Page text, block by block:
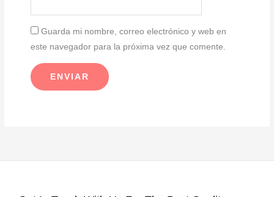
Guarda mi nombre, correo electrónico y web en
este navegador para la próxima vez que comente.